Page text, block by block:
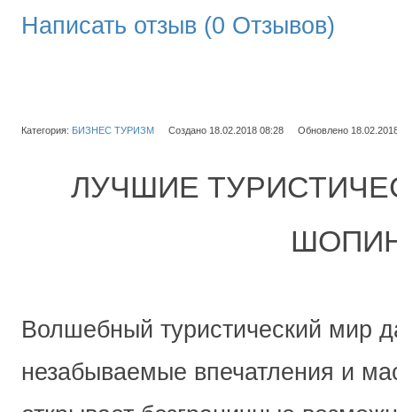
Написать отзыв (0 Отзывов)
Категория: БИЗНЕС ТУРИЗМ Создано 18.02.2018 08:28 Обновлено
ЛУЧШИЕ
Волшебный туристический мир
незабываемые впечатления и